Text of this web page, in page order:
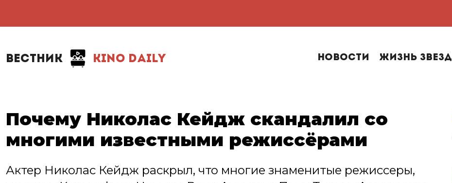
ВЕСТНИК KINO DAILY Новости Жизнь звезд
Почему Николас Кейдж скандалил со
многими известными режиссёрами
Актер Николас Кейдж раскрыл, что многие знаменитые режиссеры,